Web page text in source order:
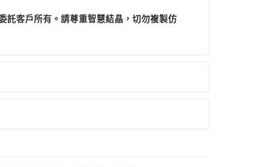
託客戶所有。請尊重智慧結晶，切勿複製仿